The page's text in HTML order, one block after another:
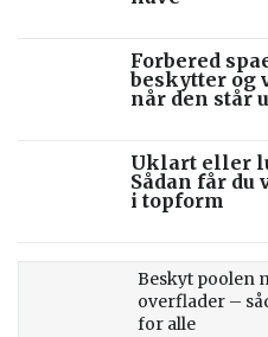
Forbered
beskytter og
når den står
Uklart eller
Sådan får
i topform
Beskyt poolen
overflader –
for alle